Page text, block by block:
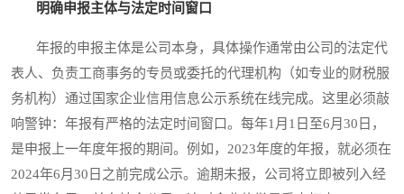
明确申报主体与法定时间窗口
年报的申报主体是公司本身，具体操作通常由公司的法定代
表人、负责工商事务的专员或委托的代理机构（如专业的财税服
务机构）通过国家企业信用信息公示系统在线完成。这里必须敲
响警钟：年报有严格的法定时间窗口。每年1月1日至6月30日，
是申报上一年度年报的期间。例如，2023年度的年报，就必须在
2024年6月30日之前完成公示。逾期未报，公司将立即被列入经